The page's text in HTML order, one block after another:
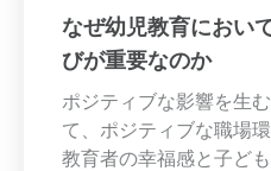
様な学習スタイルに対
らの革新的なリソース
ダイナミックな体験に
ンタラクティブな教育
う！
なぜ幼児教育におい
びが重要なのか
ポジティブな影響を生
て、ポジティブな職場
教育者の幸福感と子ど